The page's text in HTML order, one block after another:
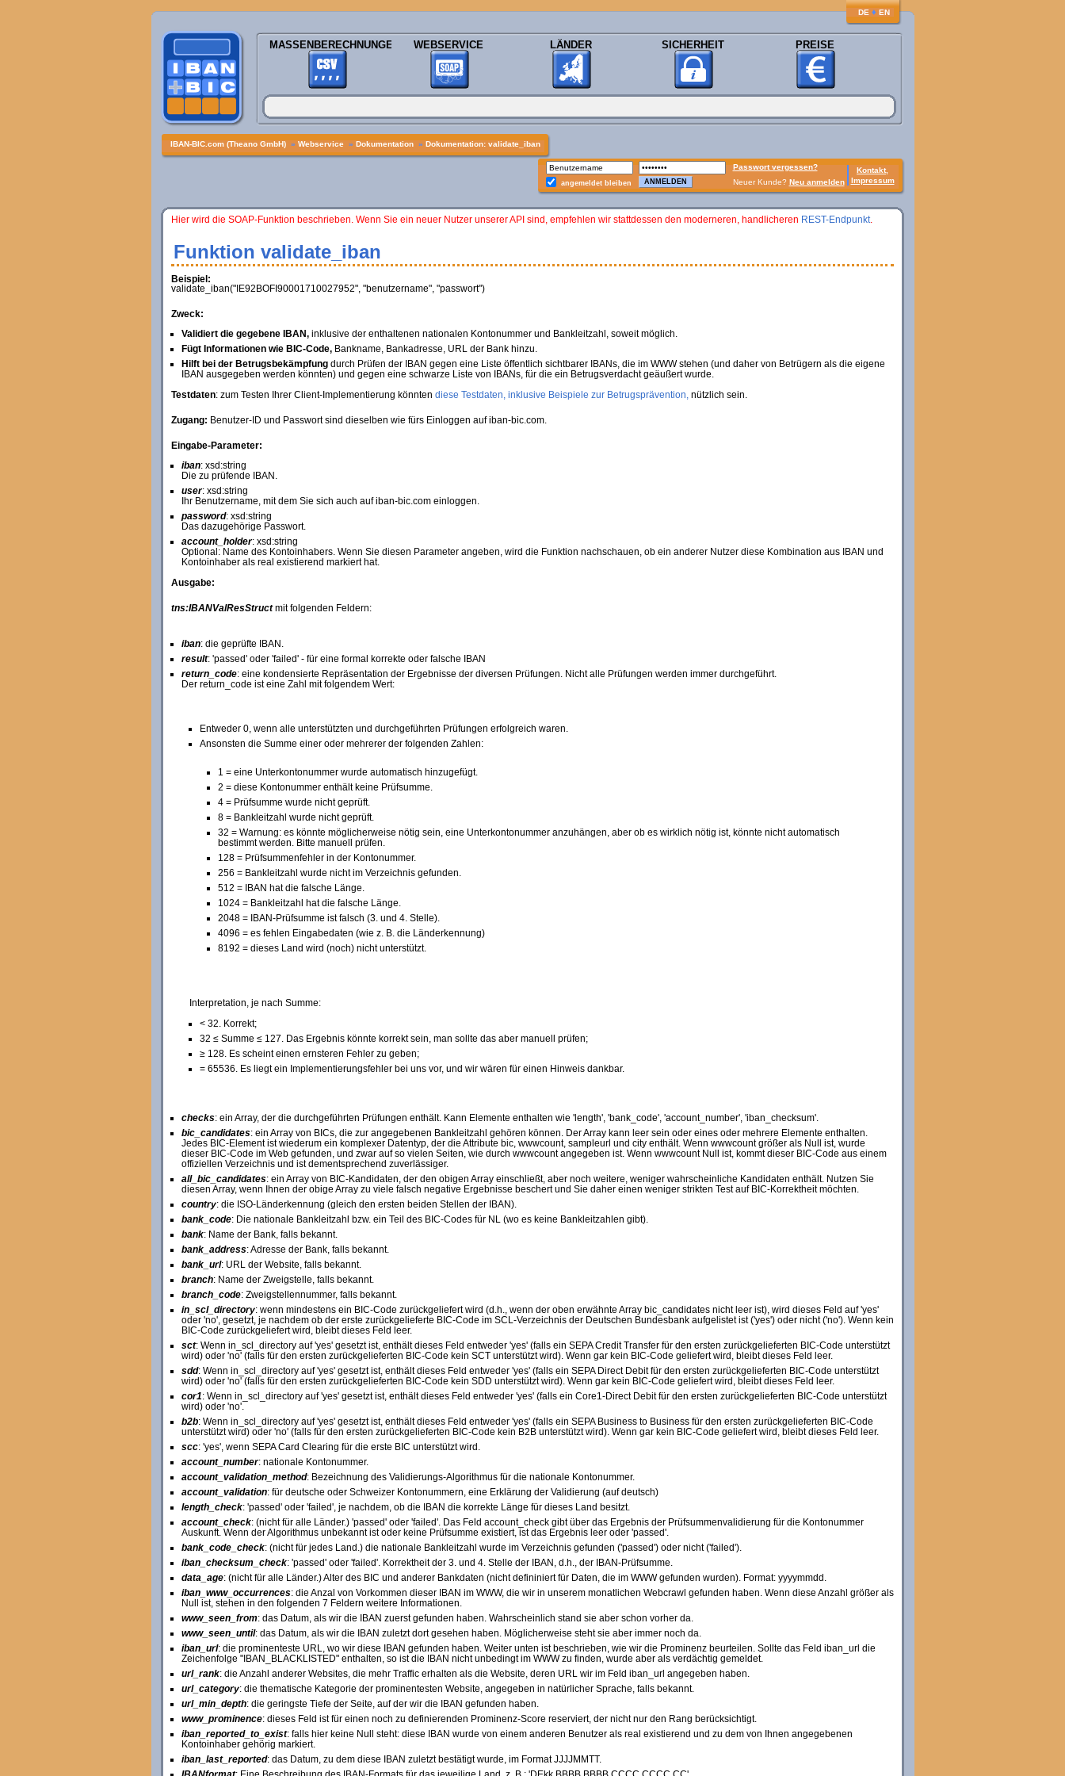
DE ♦ EN
MASSENBERECHNUNGEN WEBSERVICE LÄNDER SICHERHEIT PREISE
IBAN-BIC.com (Theano GmbH) » Webservice » Dokumentation » Dokumentation: validate_iban
Passwort vergessen?
Kontakt,
Impressum
angemeldet bleiben Neuer Kunde? Neu anmelden
Hier wird die SOAP-Funktion beschrieben. Wenn Sie ein neuer Nutzer unserer API sind, empfehlen wir stattdessen den moderneren, handlicheren REST-Endpunkt.
Funktion validate_iban
Beispiel:
validate_iban("IE92BOFI90001710027952", "benutzername", "passwort")
Zweck:
Validiert die gegebene IBAN,inklusive der enthaltenen nationalen Kontonummer und Bankleitzahl, soweit möglich.
Fügt Informationen wie BIC-Code,Bankname, Bankadresse, URL der Bank hinzu.
Hilft bei der Betrugsbekämpfungdurch Prüfen der IBAN gegen eine Liste öffentlich sichtbarer IBANs, die im WWW stehen (und daher von Betrügern als die eigene
IBAN ausgegeben werden könnten) und gegen eine schwarze Liste von IBANs, für die ein Betrugsverdacht geäußert wurde.
Testdaten: zum Testen Ihrer Client-Implementierung könnten diese Testdaten, inklusive Beispiele zur Betrugsprävention,nützlich sein.
Zugang: Benutzer-ID und Passwort sind dieselben wie fürs Einloggen auf iban-bic.com.
Eingabe-Parameter:
iban: xsd:string
Die zu prüfende IBAN.
user: xsd:string
Ihr Benutzername, mit dem Sie sich auch auf iban-bic.com einloggen.
password: xsd:string
Das dazugehörige Passwort.
account_holder: xsd:string
Optional: Name des Kontoinhabers. Wenn Sie diesen Parameter angeben, wird die Funktion nachschauen, ob ein anderer Nutzer diese Kombination aus IBAN und
Kontoinhaber als real existierend markiert hat.
Ausgabe:
tns:IBANValResStructmit folgenden Feldern:
iban: die geprüfte IBAN.
result: 'passed' oder 'failed' - für eine formal korrekte oder falsche IBAN
return_code: eine kondensierte Repräsentation der Ergebnisse der diversen Prüfungen. Nicht alle Prüfungen werden immer durchgeführt.
Der return_code ist eine Zahl mit folgendem Wert:
Entweder 0, wenn alle unterstützten und durchgeführten Prüfungen erfolgreich waren.
Ansonsten die Summe einer oder mehrerer der folgenden Zahlen:
1 = eine Unterkontonummer wurde automatisch hinzugefügt.
2 = diese Kontonummer enthält keine Prüfsumme.
4 = Prüfsumme wurde nicht geprüft.
8 = Bankleitzahl wurde nicht geprüft.
32 = Warnung: es könnte möglicherweise nötig sein, eine Unterkontonummer anzuhängen, aber ob es wirklich nötig ist, könnte nicht automatisch
bestimmt werden. Bitte manuell prüfen.
128 = Prüfsummenfehler in der Kontonummer.
256 = Bankleitzahl wurde nicht im Verzeichnis gefunden.
512 = IBAN hat die falsche Länge.
1024 = Bankleitzahl hat die falsche Länge.
2048 = IBAN-Prüfsumme ist falsch (3. und 4. Stelle).
4096 = es fehlen Eingabedaten (wie z. B. die Länderkennung)
8192 = dieses Land wird (noch) nicht unterstützt.
Interpretation, je nach Summe:
< 32. Korrekt;
32 ≤ Summe ≤ 127. Das Ergebnis könnte korrekt sein, man sollte das aber manuell prüfen;
≥ 128. Es scheint einen ernsteren Fehler zu geben;
= 65536. Es liegt ein Implementierungsfehler bei uns vor, und wir wären für einen Hinweis dankbar.
checks: ein Array, der die durchgeführten Prüfungen enthält. Kann Elemente enthalten wie 'length', 'bank_code', 'account_number', 'iban_checksum'.
bic_candidates: ein Array von BICs, die zur angegebenen Bankleitzahl gehören können. Der Array kann leer sein oder eines oder mehrere Elemente enthalten.
Jedes BIC-Element ist wiederum ein komplexer Datentyp, der die Attribute bic, wwwcount, sampleurl und city enthält. Wenn wwwcount größer als Null ist, wurde
dieser BIC-Code im Web gefunden, und zwar auf so vielen Seiten, wie durch wwwcount angegeben ist. Wenn wwwcount Null ist, kommt dieser BIC-Code aus einem
offiziellen Verzeichnis und ist dementsprechend zuverlässiger.
all_bic_candidates: ein Array von BIC-Kandidaten, der den obigen Array einschließt, aber noch weitere, weniger wahrscheinliche Kandidaten enthält. Nutzen Sie
diesen Array, wenn Ihnen der obige Array zu viele falsch negative Ergebnisse beschert und Sie daher einen weniger strikten Test auf BIC-Korrektheit möchten.
country: die ISO-Länderkennung (gleich den ersten beiden Stellen der IBAN).
bank_code: Die nationale Bankleitzahl bzw. ein Teil des BIC-Codes für NL (wo es keine Bankleitzahlen gibt).
bank: Name der Bank, falls bekannt.
bank_address: Adresse der Bank, falls bekannt.
bank_url: URL der Website, falls bekannt.
branch: Name der Zweigstelle, falls bekannt.
branch_code: Zweigstellennummer, falls bekannt.
in_scl_directory: wenn mindestens ein BIC-Code zurückgeliefert wird (d.h., wenn der oben erwähnte Array bic_candidates nicht leer ist), wird dieses Feld auf 'yes'
oder 'no', gesetzt, je nachdem ob der erste zurückgelieferte BIC-Code im SCL-Verzeichnis der Deutschen Bundesbank aufgelistet ist ('yes') oder nicht ('no'). Wenn kein
BIC-Code zurückgeliefert wird, bleibt dieses Feld leer.
sct: Wenn in_scl_directory auf 'yes' gesetzt ist, enthält dieses Feld entweder 'yes' (falls ein SEPA Credit Transfer für den ersten zurückgelieferten BIC-Code unterstützt
wird) oder 'no' (falls für den ersten zurückgelieferten BIC-Code kein SCT unterstützt wird). Wenn gar kein BIC-Code geliefert wird, bleibt dieses Feld leer.
sdd: Wenn in_scl_directory auf 'yes' gesetzt ist, enthält dieses Feld entweder 'yes' (falls ein SEPA Direct Debit für den ersten zurückgelieferten BIC-Code unterstützt
wird) oder 'no' (falls für den ersten zurückgelieferten BIC-Code kein SDD unterstützt wird). Wenn gar kein BIC-Code geliefert wird, bleibt dieses Feld leer.
cor1: Wenn in_scl_directory auf 'yes' gesetzt ist, enthält dieses Feld entweder 'yes' (falls ein Core1-Direct Debit für den ersten zurückgelieferten BIC-Code unterstützt
wird) oder 'no'.
b2b: Wenn in_scl_directory auf 'yes' gesetzt ist, enthält dieses Feld entweder 'yes' (falls ein SEPA Business to Business für den ersten zurückgelieferten BIC-Code
unterstützt wird) oder 'no' (falls für den ersten zurückgelieferten BIC-Code kein B2B unterstützt wird). Wenn gar kein BIC-Code geliefert wird, bleibt dieses Feld leer.
scc: 'yes', wenn SEPA Card Clearing für die erste BIC unterstützt wird.
account_number: nationale Kontonummer.
account_validation_method: Bezeichnung des Validierungs-Algorithmus für die nationale Kontonummer.
account_validation: für deutsche oder Schweizer Kontonummern, eine Erklärung der Validierung (auf deutsch)
length_check: 'passed' oder 'failed', je nachdem, ob die IBAN die korrekte Länge für dieses Land besitzt.
account_check: (nicht für alle Länder.) 'passed' oder 'failed'. Das Feld account_check gibt über das Ergebnis der Prüfsummenvalidierung für die Kontonummer
Auskunft. Wenn der Algorithmus unbekannt ist oder keine Prüfsumme existiert, ist das Ergebnis leer oder 'passed'.
bank_code_check: (nicht für jedes Land.) die nationale Bankleitzahl wurde im Verzeichnis gefunden ('passed') oder nicht ('failed').
iban_checksum_check: 'passed' oder 'failed'. Korrektheit der 3. und 4. Stelle der IBAN, d.h., der IBAN-Prüfsumme.
data_age: (nicht für alle Länder.) Alter des BIC und anderer Bankdaten (nicht defininiert für Daten, die im WWW gefunden wurden). Format: yyyymmdd.
iban_www_occurrences: die Anzal von Vorkommen dieser IBAN im WWW, die wir in unserem monatlichen Webcrawl gefunden haben. Wenn diese Anzahl größer als
Null ist, stehen in den folgenden 7 Feldern weitere Informationen.
www_seen_from: das Datum, als wir die IBAN zuerst gefunden haben. Wahrscheinlich stand sie aber schon vorher da.
www_seen_until: das Datum, als wir die IBAN zuletzt dort gesehen haben. Möglicherweise steht sie aber immer noch da.
iban_url: die prominenteste URL, wo wir diese IBAN gefunden haben. Weiter unten ist beschrieben, wie wir die Prominenz beurteilen. Sollte das Feld iban_url die
Zeichenfolge "IBAN_BLACKLISTED" enthalten, so ist die IBAN nicht unbedingt im WWW zu finden, wurde aber als verdächtig gemeldet.
url_rank: die Anzahl anderer Websites, die mehr Traffic erhalten als die Website, deren URL wir im Feld iban_url angegeben haben.
url_category: die thematische Kategorie der prominentesten Website, angegeben in natürlicher Sprache, falls bekannt.
url_min_depth: die geringste Tiefe der Seite, auf der wir die IBAN gefunden haben.
www_prominence: dieses Feld ist für einen noch zu definierenden Prominenz-Score reserviert, der nicht nur den Rang berücksichtigt.
iban_reported_to_exist: falls hier keine Null steht: diese IBAN wurde von einem anderen Benutzer als real existierend und zu dem von Ihnen angegebenen
Kontoinhaber gehörig markiert.
iban_last_reported: das Datum, zu dem diese IBAN zuletzt bestätigt wurde, im Format JJJJMMTT.